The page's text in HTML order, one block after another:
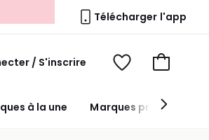
Télécharger l'app
à la une Marques premium
/ S'inscrire
Voir
Voir
panier